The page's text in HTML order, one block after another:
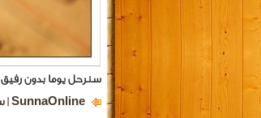
سنرحل يوما بدون رفيق
SunnaOnline | سنة اون لاين